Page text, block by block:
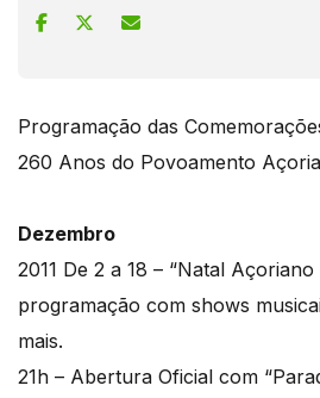
Programação das
260 Anos do Povoamento
Dezembro
2011 De 2 a 18 – “Natal
programação com shows
mais.
21h – Abertura Oficial com